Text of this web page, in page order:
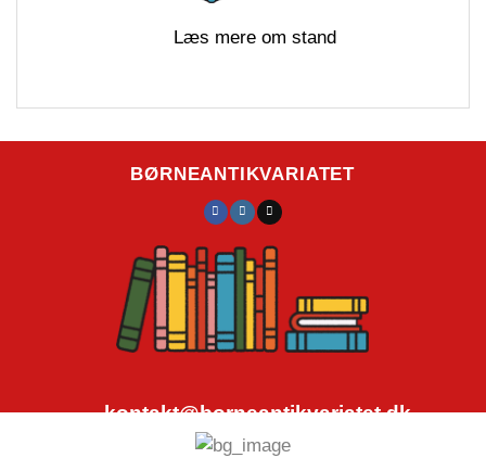
Læs mere om stand
BØRNEANTIKVARIATET
kontakt@borneantikvariatet.dk